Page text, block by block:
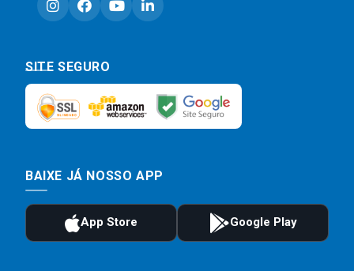
SITE SEGURO
BAIXE JÁ NOSSO APP